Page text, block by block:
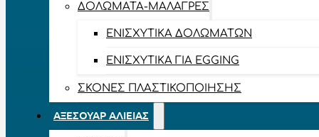
ΔΟΛΏΜΑΤΑ-ΜΑΛΆΓΡΕΣ
ΕΝΙΣΧΥΤΙΚΆ ΔΟΛΩΜΆΤΩΝ
ΕΝΙΣΧΥΤΙΚΆ ΓΙΑ EGGING
ΣΚΌΝΕΣ ΠΛΑΣΤΙΚΟΠΟΊΗΣΗΣ
ΑΞΕΣΟΥΆΡ ΑΛΙΕΊΑΣ